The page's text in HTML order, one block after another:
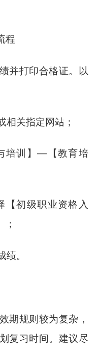
程
并打印合格证。以
相关指定网站；
培训】—【教育培
【初级职业资格入
；
。
期规则较为复杂，
复习时间。建议尽